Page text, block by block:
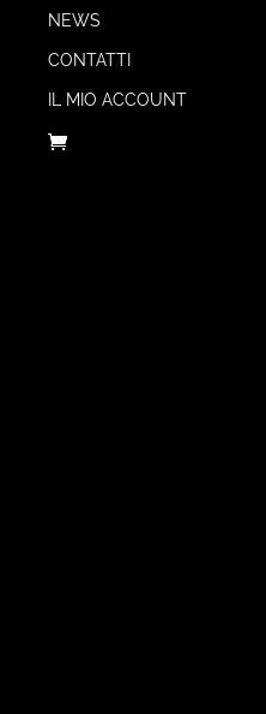
NEWS
CONTATTI
IL MIO ACCOUNT